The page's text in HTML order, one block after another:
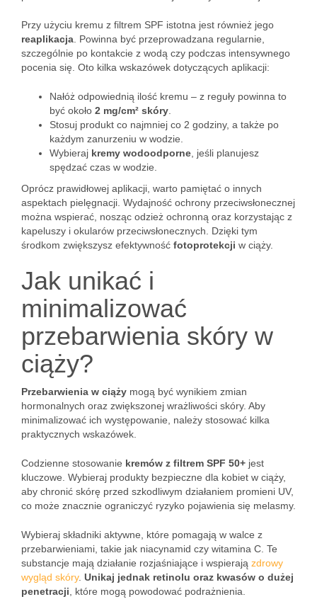
Przy użyciu kremu z filtrem SPF istotna jest również jego
reaplikacja . Powinna być przeprowadzana regularnie,
szczególnie po kontakcie z wodą czy podczas intensywnego
pocenia się. Oto kilka wskazówek dotyczących aplikacji:
Nałóż odpowiednią ilość kremu – z reguły powinna to
być około 2 mg/cm² skóry
Stosuj produkt co najmniej co 2 godziny, a także po
każdym zanurzeniu w wodzie.
Wybieraj kremy wodoodporne , jeśli planujesz
spędzać czas w wodzie.
Oprócz prawidłowej aplikacji, warto pamiętać o innych
aspektach pielęgnacji. Wydajność ochrony przeciwsłonecznej
można wspierać, nosząc odzież ochronną oraz korzystając z
kapeluszy i okularów przeciwsłonecznych. Dzięki tym
środkom zwiększysz efektywność fotoprotekcji w ciąży.
Jak unikać i
minimalizować
przebarwienia skóry w
ciąży?
Przebarwienia w ciąży mogą być wynikiem zmian
hormonalnych oraz zwiększonej wrażliwości skóry. Aby
minimalizować ich występowanie, należy stosować kilka
praktycznych wskazówek.
Codzienne stosowanie kremów z filtrem SPF 50+ jest
kluczowe. Wybieraj produkty bezpieczne dla kobiet w ciąży,
aby chronić skórę przed szkodliwym działaniem promieni UV,
co może znacznie ograniczyć ryzyko pojawienia się melasmy.
Wybieraj składniki aktywne, które pomagają w walce z
przebarwieniami, takie jak niacynamid czy witamina C. Te
substancje mają działanie rozjaśniające i wspierają zdrowy
wygląd skóry. Unikaj jednak retinolu oraz kwasów o dużej
penetracji , które mogą powodować podrażnienia.